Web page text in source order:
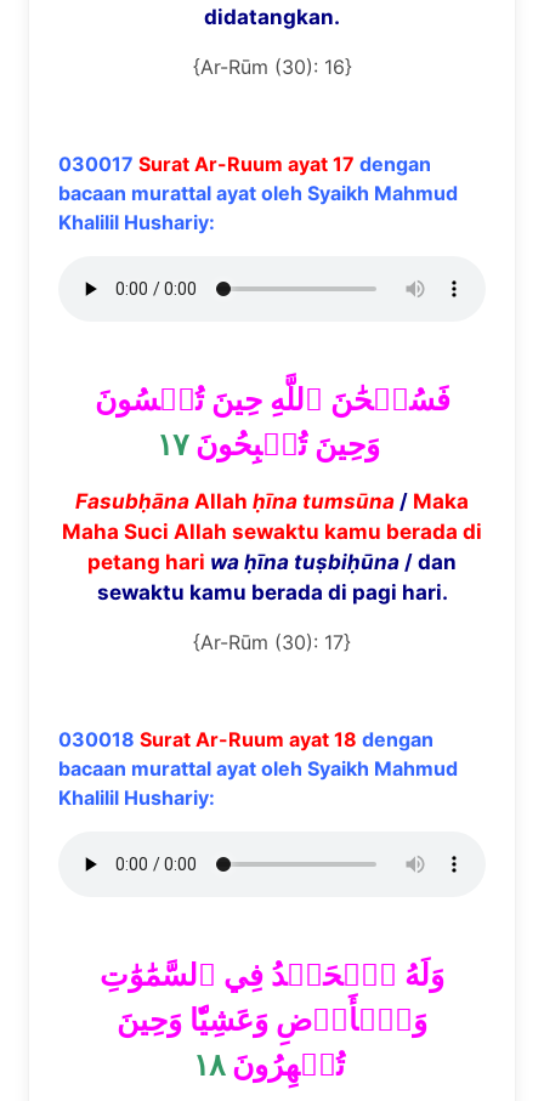
didatangkan.
{Ar-Rūm (30): 16}
030017 Surat Ar-Ruum ayat 17 dengan
bacaan murattal ayat oleh Syaikh Mahmud
Khalilil Hushariy:
فَسُبۡحَٰنَ ٱللَّهِ حِينَ تُمۡسُونَ
وَحِينَ تُصۡبِحُونَ١٧
Fasubḥāna Allah ḥīna tumsūna / Maka
Maha Suci Allah sewaktu kamu berada di
petang hari wa ḥīna tuṣbiḥūna / dan
sewaktu kamu berada di pagi hari.
{Ar-Rūm (30): 17}
030018 Surat Ar-Ruum ayat 18 dengan
bacaan murattal ayat oleh Syaikh Mahmud
Khalilil Hushariy:
وَلَهُ ٱلۡحَمۡدُ فِي ٱلسَّمَٰوَٰتِ
وَٱلۡأَرۡضِ وَعَشِيّٗا وَحِينَ
تُظۡهِرُونَ١٨